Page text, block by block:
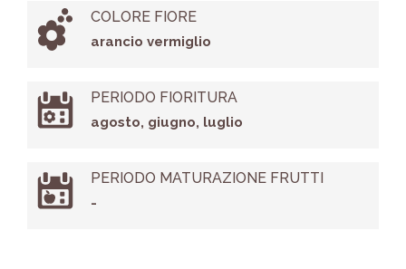
COLORE FIORE
arancio vermiglio
PERIODO FIORITURA
agosto, giugno, luglio
PERIODO MATURAZIONE FRUTTI
-